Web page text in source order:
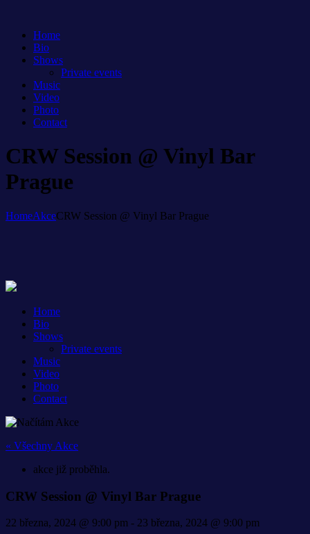
Home
Bio
Shows
Private events
Music
Video
Photo
Contact
CRW Session @ Vinyl Bar
Prague
HomeAkceCRW Session @ Vinyl Bar Prague
Home
Bio
Shows
Private events
Music
Video
Photo
Contact
« Všechny Akce
akce již proběhla.
CRW Session @ Vinyl Bar Prague
22 března, 2024 @ 9:00 pm - 23 března, 2024 @ 9:00 pm